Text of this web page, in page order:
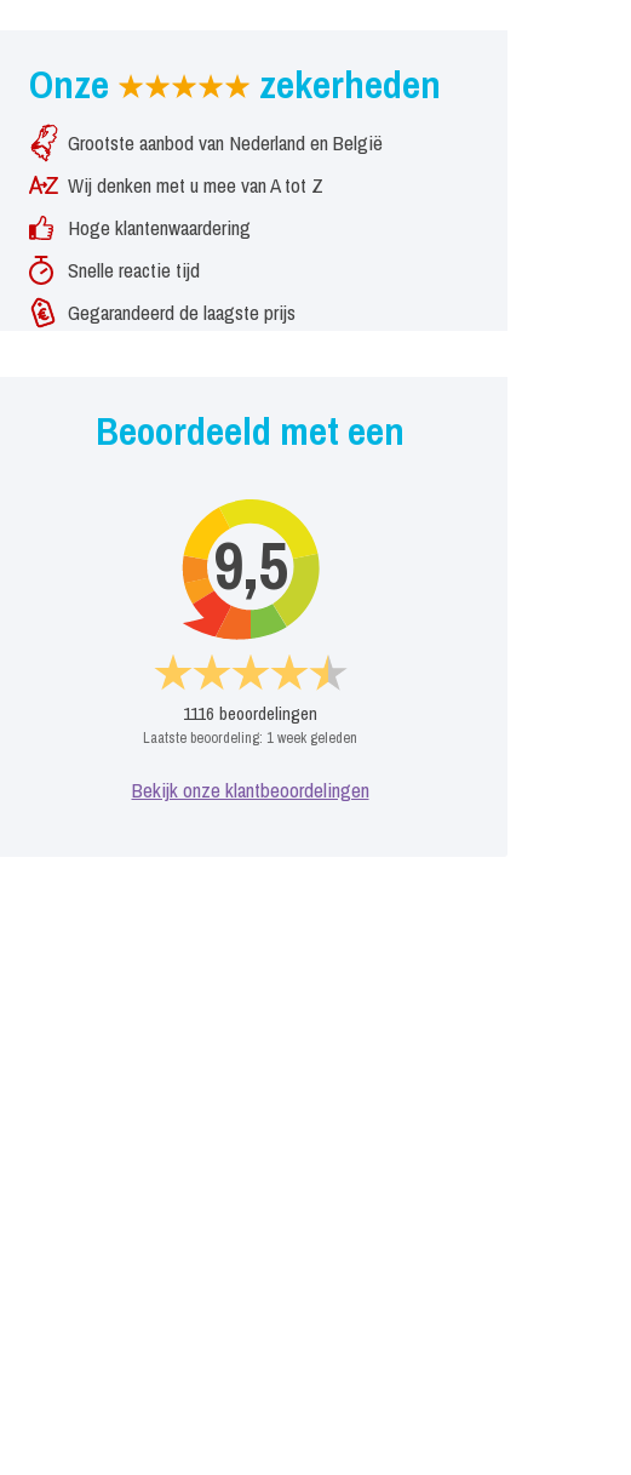
Onze zekerheden
Grootste aanbod van Nederland en België
Wij denken met u mee van A tot Z
Hoge klantenwaardering
Snelle reactie tijd
Gegarandeerd de laagste prijs
Beoordeeld met een
9,5
1116 beoordelingen
Laatste beoordeling: 1 week geleden
Bekijk onze klantbeoordelingen